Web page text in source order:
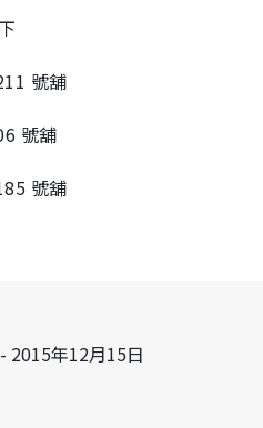
號舖
號舖
號舖
2015年12月15日